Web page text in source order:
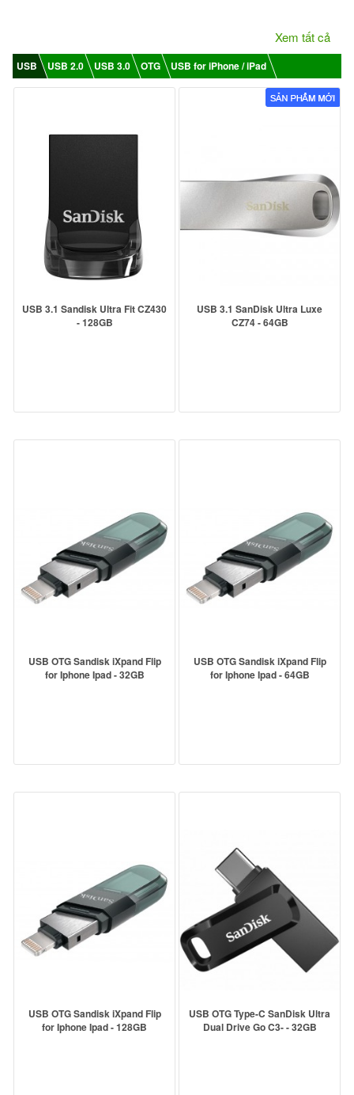
Xem tất cả
USB USB 2.0 USB 3.0 OTG USB for iPhone / iPad
USB 3.1 Sandisk Ultra Fit CZ430
- 128GB
USB 3.1 SanDisk Ultra Luxe
CZ74 - 64GB
USB OTG Sandisk iXpand Flip
for Iphone Ipad - 32GB
USB OTG Sandisk iXpand Flip
for Iphone Ipad - 64GB
USB OTG Sandisk iXpand Flip
for Iphone Ipad - 128GB
USB OTG Type-C SanDisk Ultra
Dual Drive Go C3- - 32GB